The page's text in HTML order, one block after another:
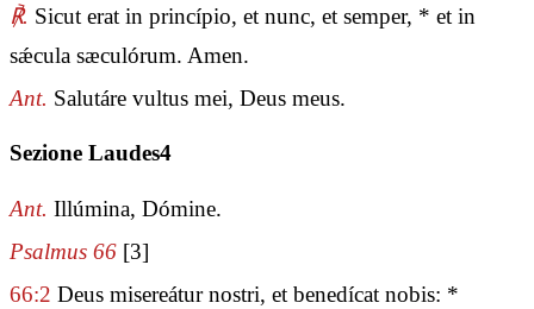
℟. Sicut erat in princípio, et nunc, et semper, * et in
sǽcula sæculórum. Amen.
Ant. Salutáre vultus mei, Deus meus.
Sezione Laudes4
Ant. Illúmina, Dómine.
Psalmus 66 [3]
66:2 Deus misereátur nostri, et benedícat nobis: *